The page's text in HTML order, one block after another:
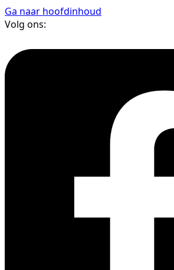
Ga naar hoofdinhoud
Volg ons: